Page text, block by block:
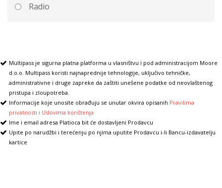
Radio
Multipass je sigurna platna platforma u vlasništvu i pod administracijom Moore
d.o.o. Multipass koristi najnaprednije tehnologije, uključivo tehničke,
administrativne i druge zapreke da zaštiti unešene podatke od neovlaštenog
pristupa i zloupotreba.
Informacije koje unosite obrađuju se unutar okvira opisanih Pravilima
privatnosti i Uslovima korištenja
Ime i email adresa Platioca bit će dostavljeni Prodavcu
Upite po narudžbi i terećenju po njima uputite Prodavcu i-li Bancu-izdavatelju
kartice